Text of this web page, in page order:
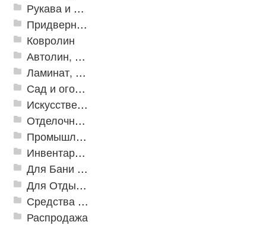
Рукава и шланги промышленные
Придверные решетки
Ковролин
Автолин, Транслин, Линолеум
Ламинат, Кварцвиниловая плитка SPC
Сад и огород
Искусственная трава
Отделочные профили
Промышленный текстиль
Инвентарь для клининга
Для Бани и Сауны
Для Отдыха и Пикника
Средства от насекомых и садовых вредителей
Распродажа